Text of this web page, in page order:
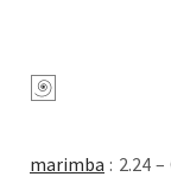
marim­ba : 2.24